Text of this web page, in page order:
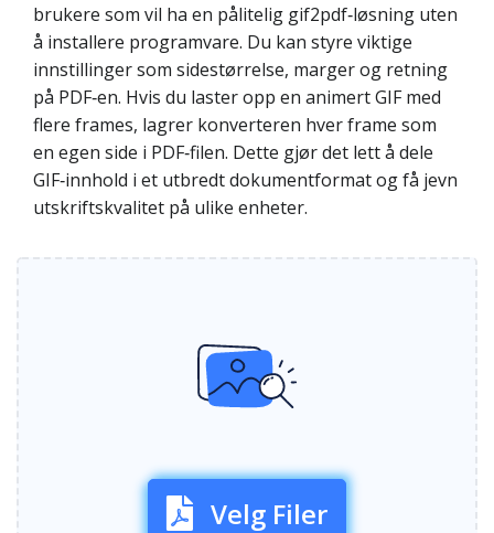
brukere som vil ha en pålitelig gif2pdf‑løsning uten
å installere programvare. Du kan styre viktige
innstillinger som sidestørrelse, marger og retning
på PDF‑en. Hvis du laster opp en animert GIF med
flere frames, lagrer konverteren hver frame som
en egen side i PDF‑filen. Dette gjør det lett å dele
GIF‑innhold i et utbredt dokumentformat og få jevn
utskriftskvalitet på ulike enheter.
Velg Filer